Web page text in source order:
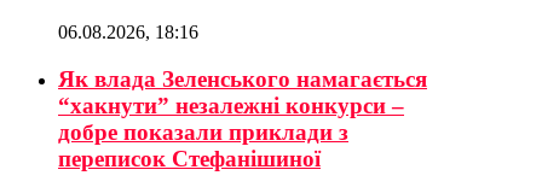
06.08.2026, 18:16
Як влада Зеленського намагається
“хакнути” незалежні конкурси –
добре показали приклади з
переписок Стефанішиної